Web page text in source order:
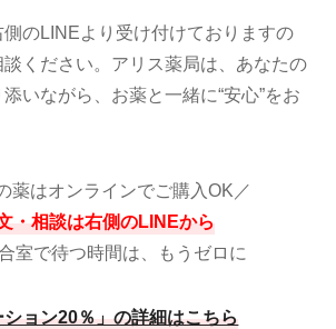
のLINEより受け付けておりますの
ください。 アリス薬局は、あなたの
いながら、お薬と一緒に“安心”をお
薬はオンラインでご購入OK ／
・相談は右側のLINEから
室で待つ時間は、もうゼロに
ョン20％」の詳細はこちら